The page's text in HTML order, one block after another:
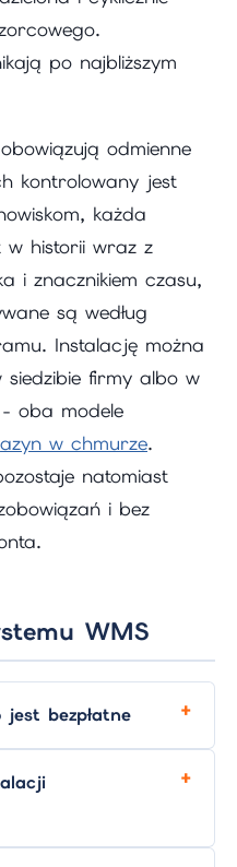
po najbliższym
odmienne
kontrolowany jest
każda
historii wraz z
i znacznikiem czasu,
są według
Instalację można
firmy albo w
oba modele
w chmurze.
natomiast
i bez
WMS
bezpłatne